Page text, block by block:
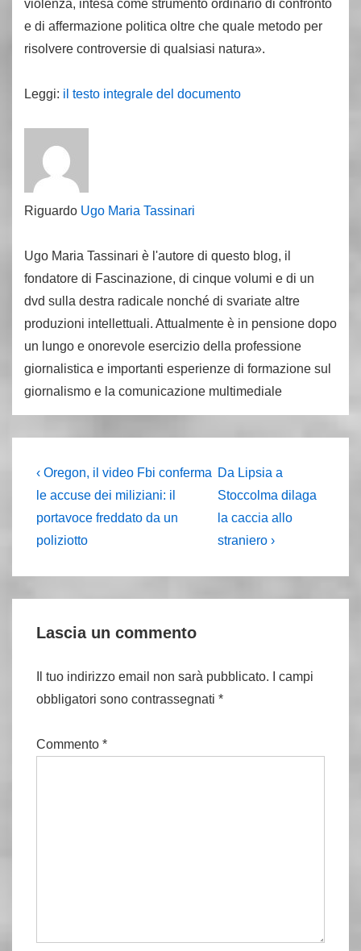
violenza, intesa come strumento ordinario di confronto
e di affermazione politica oltre che quale metodo per
risolvere controversie di qualsiasi natura».
Leggi: il testo integrale del documento
Riguardo Ugo Maria Tassinari
Ugo Maria Tassinari è l'autore di questo blog, il
fondatore di Fascinazione, di cinque volumi e di un
dvd sulla destra radicale nonché di svariate altre
produzioni intellettuali. Attualmente è in pensione dopo
un lungo e onorevole esercizio della professione
giornalistica e importanti esperienze di formazione sul
giornalismo e la comunicazione multimediale
Navigazione
articoli
L'articolo
precedente
è
‹ Oregon, il video Fbi conferma
le accuse dei miliziani: il
portavoce freddato da un
poliziotto
Il
prossimo
articolo
è
Da Lipsia a
Stoccolma dilaga
la caccia allo
straniero ›
Lascia un commento
Il tuo indirizzo email non sarà pubblicato.
I campi
obbligatori sono contrassegnati *
Commento *